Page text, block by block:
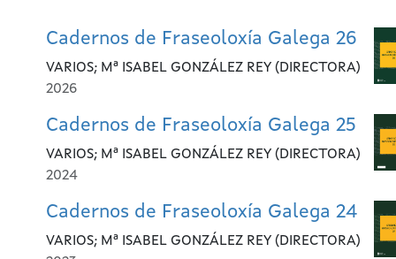
Cadernos de Fraseoloxía Galega 26
VARIOS; Mª ISABEL GONZÁLEZ REY (DIRECTORA)
2026
Cadernos de Fraseoloxía Galega 25
VARIOS; Mª ISABEL GONZÁLEZ REY (DIRECTORA)
2024
Cadernos de Fraseoloxía Galega 24
VARIOS; Mª ISABEL GONZÁLEZ REY (DIRECTORA)